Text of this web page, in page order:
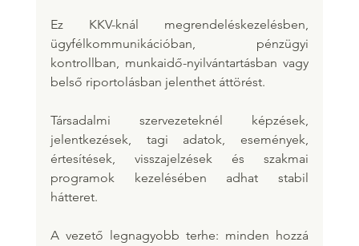
Ez KKV-knál megrendeléskezelésben,
ügyfélkommunikációban, pénzügyi
kontrollban, munkaidő-nyilvántartásban vagy
belső riportolásban jelenthet áttörést.
Társadalmi szervezeteknél képzések,
jelentkezések, tagi adatok, események,
értesítések, visszajelzések és szakmai
programok kezelésében adhat stabil
hátteret.
A vezető legnagyobb terhe: minden hozzá